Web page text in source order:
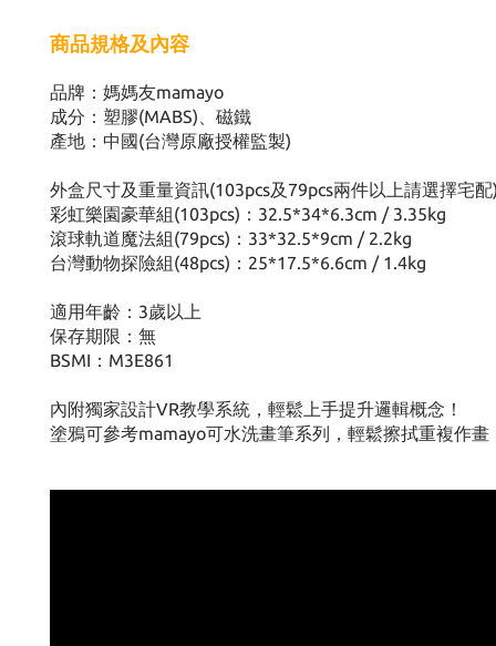
商品規格及內容
品牌：媽媽友mamayo
成分：塑膠(MABS)、磁鐵
產地：中國(台灣原廠授權監製)
外盒尺寸及重量資訊(103pcs及79pcs兩件以上請選擇宅配
彩虹樂園豪華組(103pcs)：32.5*34*6.3cm / 3.35kg
滾球軌道魔法組(79pcs)：33*32.5*9cm / 2.2kg
台灣動物探險組(48pcs)：25*17.5*6.6cm / 1.4kg
適用年齡：3歲以上
保存期限：無
BSMI：M3E861
內附獨家設計VR教學系統，輕鬆上手提升邏輯概念！
塗鴉可參考mamayo可水洗畫筆系列，輕鬆擦拭重複作畫